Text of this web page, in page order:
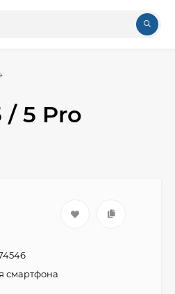
5 Pro
смартфона